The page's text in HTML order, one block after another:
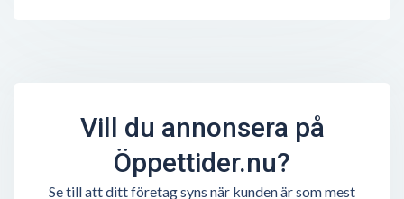
Vill du annonsera på
Öppettider.nu?
Se till att ditt företag syns när kunden är som mest